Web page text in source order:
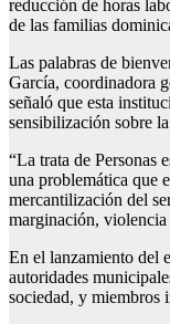
reducción de horas
de las familias
Las palabras de
García, coordinadora
señaló que esta
sensibilización sobre
“La trata de Personas
una problemática que
mercantilización del
marginación,
En el lanzamiento del
autoridades
sociedad, y miembros